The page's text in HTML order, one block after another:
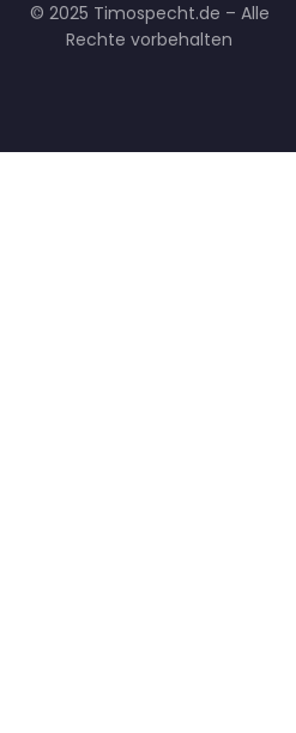
© 2025 Timospecht.de – Alle
Rechte vorbehalten